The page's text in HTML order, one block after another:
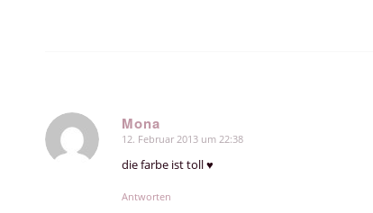
Mona
sagte:
12. Februar 2013 um 22:38
die farbe ist toll ♥
Antworten